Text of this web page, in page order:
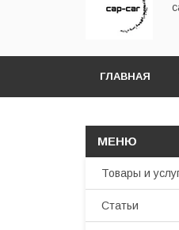
ГЛАВНАЯ
Товары и
Статьи